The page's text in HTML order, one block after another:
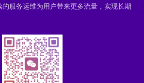
服务运维为用户带来更多流量，实现长期